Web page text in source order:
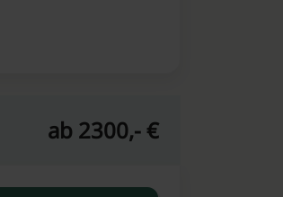
ab 2300,- €